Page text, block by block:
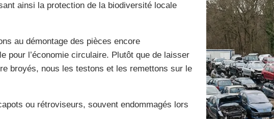
ainsi la protection de la biodiversité locale
au démontage des pièces encore
pour l’économie circulaire. Plutôt que de laisser
broyés, nous les testons et les remettons sur le
ou rétroviseurs, souvent endommagés lors